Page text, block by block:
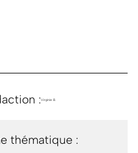
:Virginie B.
thématique :